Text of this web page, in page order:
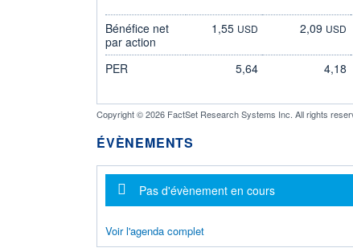
Bénéfice net
par action
1,55 USD 2,09 USD
PER 5,64 4,18
Copyright © 2026 FactSet Research Systems Inc. All rights
ÉVÈNEMENTS
Message d'information
Pas d'évènement en cours
Voir l'agenda complet